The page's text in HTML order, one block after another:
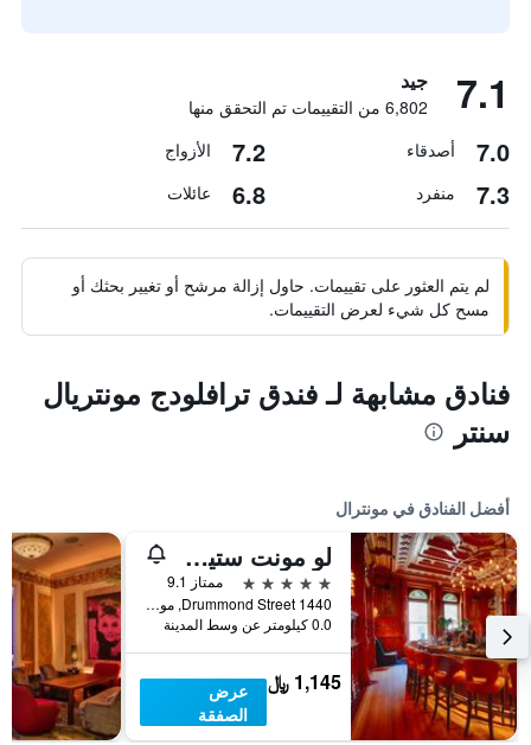
7.1 جيد
6,802 من التقييمات تم التحقق منها
7.0 أصدقاء 7.2 الأزواج
7.3 منفرد 6.8 عائلات
لم يتم العثور على تقييمات. حاول إزالة مرشح أو تغيير بحثك أو
مسح كل شيء لعرض التقييمات.
فنادق مشابهة لـ فندق ترافلودج مونتريال
سنتر
أفضل الفنادق في مونترال
لو مونت ستيفين
5 نجوم
ممتاز 9.1
1440 Drummond Street, مونترال, QC, كندا
0.0 كيلومتر عن وسط المدينة
1,145 ﷼
عرض
الصفقة